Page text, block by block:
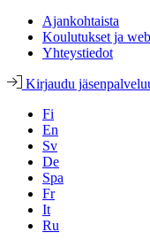
Ajankohtaista
Koulutukset ja
Yhteystiedot
Kirjaudu
Fi
En
Sv
De
Spa
Fr
It
Ru